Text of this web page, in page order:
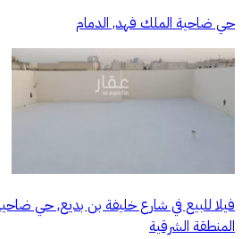
حي ضاحية الملك فهد, الدمام
فيلا للبيع في شارع خليفة بن بديع, حي
المنطقة الشرقية